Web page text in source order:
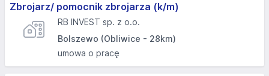
Zbrojarz/ pomocnik zbrojarza (k/m)
RB INVEST sp. z o.o.
Bolszewo (Obliwice - 28km)
umowa o pracę